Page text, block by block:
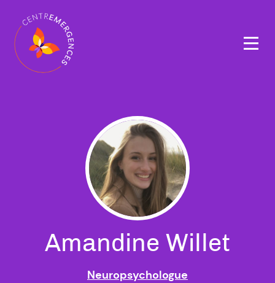
Amandine Willet
Neuropsychologue
Navigation
principale